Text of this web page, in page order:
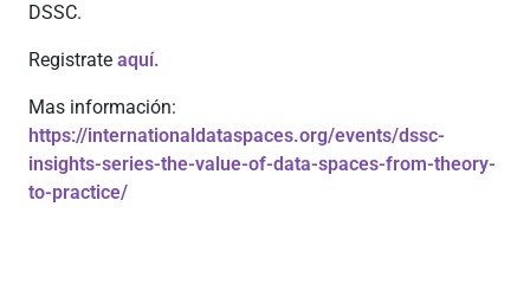
DSSC.
Registrate aquí.
Mas información:
https://internationaldataspaces.org/events/dssc-
insights-series-the-value-of-data-spaces-from-theory-
to-practice/